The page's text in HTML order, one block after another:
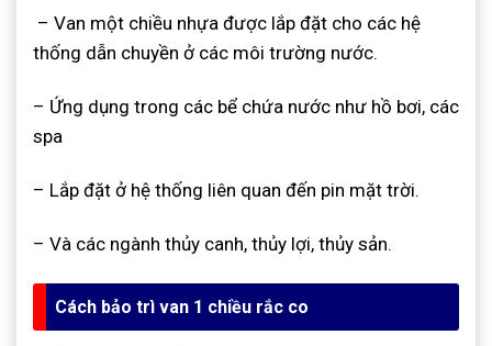
– Van một chiều nhựa được lắp đặt cho các hệ
thống dẫn chuyền ở các môi trường nước.
– Ứng dụng trong các bể chứa nước như hồ bơi, các
spa
– Lắp đặt ở hệ thống liên quan đến pin mặt trời.
– Và các ngành thủy canh, thủy lợi, thủy sản.
Cách bảo trì van 1 chiều rắc co